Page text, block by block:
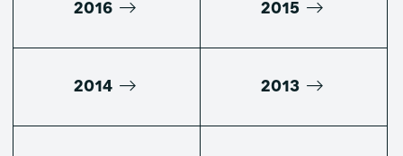
2016 2015
2014 2013